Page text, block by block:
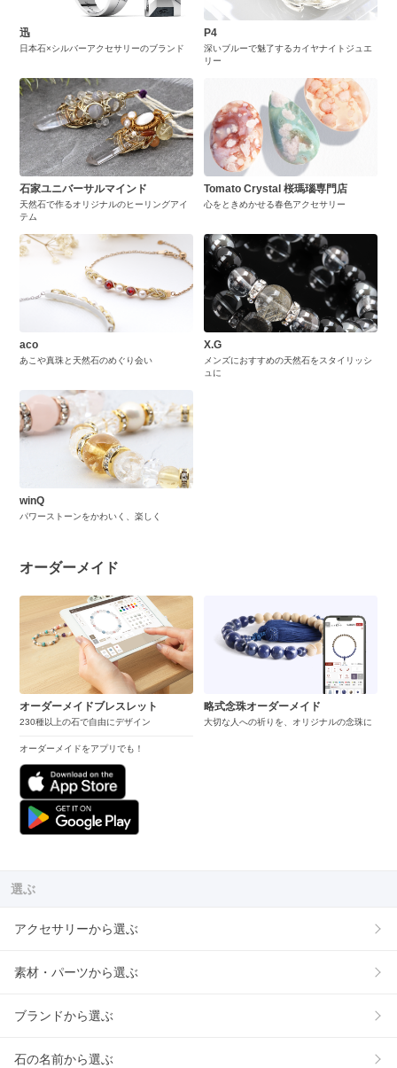
迅
日本石×シルバーアクセサリーのブランド
P4
深いブルーで魅了するカイヤナイトジュエ
リー
石家ユニバーサルマインド
天然石で作るオリジナルのヒーリングアイ
テム
Tomato Crystal 桜瑪瑙専門店
心をときめかせる春色アクセサリー
aco
あこや真珠と天然石のめぐり会い
X.G
メンズにおすすめの天然石をスタイリッシ
ュに
winQ
パワーストーンをかわいく、楽しく
オーダーメイド
オーダーメイドブレスレット
230種以上の石で自由にデザイン
オーダーメイドをアプリでも！
略式念珠オーダーメイド
大切な人への祈りを、オリジナルの念珠に
選ぶ
アクセサリーから選ぶ
素材・パーツから選ぶ
ブランドから選ぶ
石の名前から選ぶ